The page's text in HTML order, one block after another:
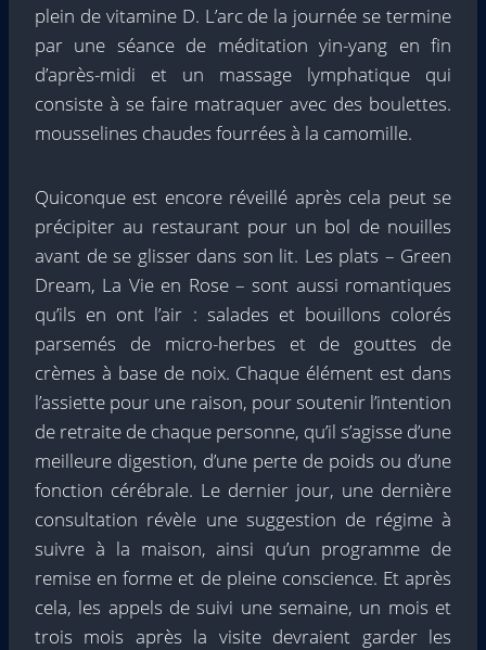
plein de vitamine D. L’arc de la journée se termine
par une séance de méditation yin-yang en fin
d’après-midi et un massage lymphatique qui
consiste à se faire matraquer avec des boulettes.
mousselines chaudes fourrées à la camomille.
Quiconque est encore réveillé après cela peut se
précipiter au restaurant pour un bol de nouilles
avant de se glisser dans son lit. Les plats – Green
Dream, La Vie en Rose – sont aussi romantiques
qu’ils en ont l’air : salades et bouillons colorés
parsemés de micro-herbes et de gouttes de
crèmes à base de noix. Chaque élément est dans
l’assiette pour une raison, pour soutenir l’intention
de retraite de chaque personne, qu’il s’agisse d’une
meilleure digestion, d’une perte de poids ou d’une
fonction cérébrale. Le dernier jour, une dernière
consultation révèle une suggestion de régime à
suivre à la maison, ainsi qu’un programme de
remise en forme et de pleine conscience. Et après
cela, les appels de suivi une semaine, un mois et
trois mois après la visite devraient garder les